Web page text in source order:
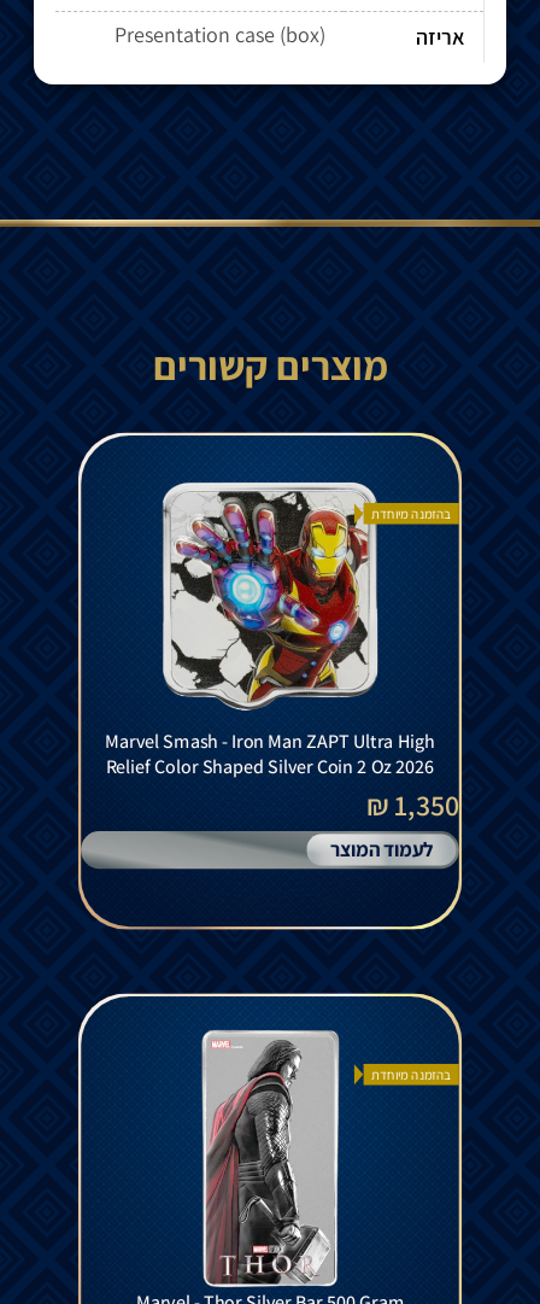
אריזה
Presentation case (box)
מוצרים קשורים
בהזמנה מיוחדת
Marvel Smash - Iron Man ZAPT Ultra High
Relief Color Shaped Silver Coin 2 Oz 2026
1,350 ₪
לעמוד המוצר
בהזמנה מיוחדת